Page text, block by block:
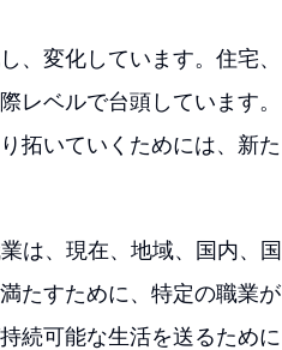
、変化しています。住宅、
レベルで台頭しています。
拓いていくためには、新た
は、現在、地域、国内、国
たすために、特定の職業が
続可能な生活を送るために